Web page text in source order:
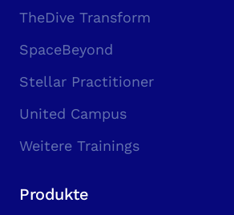
TheDive Transform
SpaceBeyond
Stellar Practitioner
United Campus
Weitere Trainings
Produkte